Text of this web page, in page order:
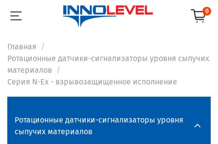
0
Главная
Ротационные датчики-сигнализаторы уровня сыпучих
материалов
Серия N-Ex - взрывозащищенное исполнение
Ротационные датчики-сигнализаторы уровня
сыпучих материалов